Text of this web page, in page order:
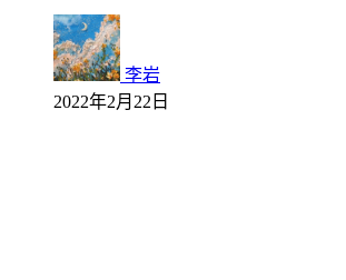
李岩
2022年2月22日